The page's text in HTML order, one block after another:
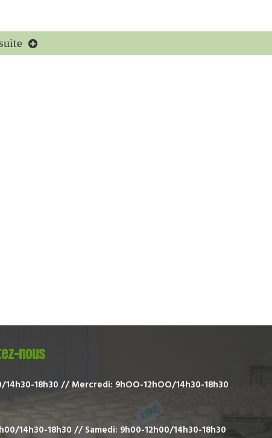
nous
14h30-18h30 //Mercredi: 9hOO-12hOO/14h30-18h30
14h30-18h30 // Samedi: 9h00-12h00/14h30-18h30